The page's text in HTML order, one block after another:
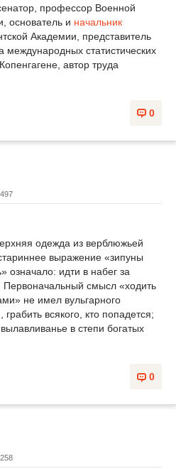
профессор Военной
основатель и начальник
Академии, представитель
международных статистических
автор труда
0
497
одежда из верблюжьей
выражение «зипуны
означало: идти в набег за
Первоначальный смысл «ходить
не имел вульгарного
грабить всякого, кто попадется;
в степи богатых
0
258